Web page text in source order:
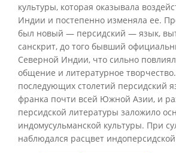
культуры, которая оказывала
Индии и постепенно изменяла ее.
был новый — персидский — язык,
санскрит, до того бывший
Северной Индии, что сильно
общение и литературное
последующих столетий персидский
франка почти всей Южной Азии, и
персидской литературы заложило
индомусульманской культуры. При
наблюдался расцвет